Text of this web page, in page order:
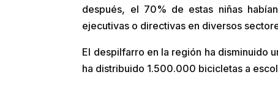
después, el 70% de estas niñas
ejecutivas o directivas en diversos
El despilfarro en la región ha disminuido
ha distribuido 1.500.000 bicicletas a